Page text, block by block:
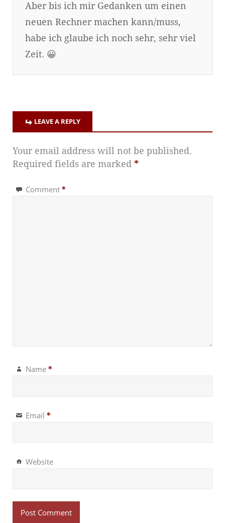
Aber bis ich mir Gedanken um einen
neuen Rechner machen kann/muss,
habe ich glaube ich noch sehr, sehr viel
Zeit. 😀
LEAVE A REPLY
Your email address will not be published.
Required fields are marked *
Comment *
Name *
Email *
Website